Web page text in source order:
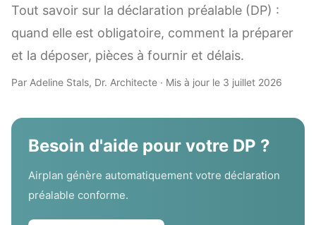
Tout savoir sur la déclaration préalable (DP) :
quand elle est obligatoire, comment la préparer
et la déposer, pièces à fournir et délais.
Par Adeline Stals, Dr. Architecte · Mis à jour le 3 juillet 2026
Besoin d'aide pour votre DP ?
Airplan génère automatiquement votre déclaration
préalable conforme.